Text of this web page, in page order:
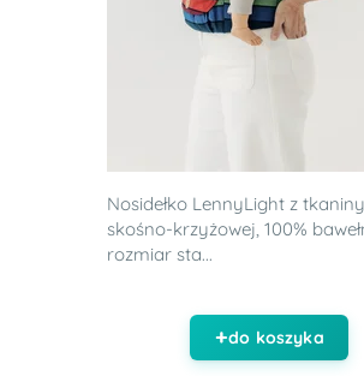
Nosidełko LennyLight z tkaniny
skośno-krzyżowej, 100%
rozmiar sta...
do koszyka